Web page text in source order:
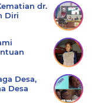
dr.
Diri
Desa,
Desa